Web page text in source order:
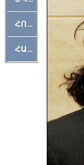
ՀՈԳԵՄՏԱՒՈՐ
ՀԱՐԹԱԿ